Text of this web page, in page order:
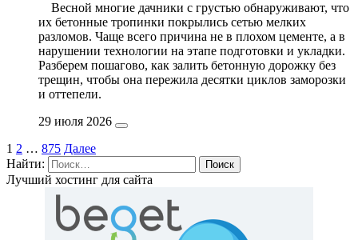
Весной многие дачники с грустью обнаруживают, что
их бетонные тропинки покрылись сетью мелких
разломов. Чаще всего причина не в плохом цементе, а в
нарушении технологии на этапе подготовки и укладки.
Разберем пошагово, как залить бетонную дорожку без
трещин, чтобы она пережила десятки циклов заморозки
и оттепели.
29 июля 2026
1 2 … 875 Далее
Найти:
Лучший хостинг для сайта